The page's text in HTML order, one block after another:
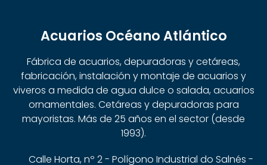
Acuarios Océano Atlántico
Fábrica de acuarios, depuradoras y cetáreas,
fabricación, instalación y montaje de acuarios y
viveros a medida de agua dulce o salada, acuarios
ornamentales. Cetáreas y depuradoras para
mayoristas. Más de 25 años en el sector (desde
1993).
Calle Horta, nº 2 - Polígono Industrial do Salnés -